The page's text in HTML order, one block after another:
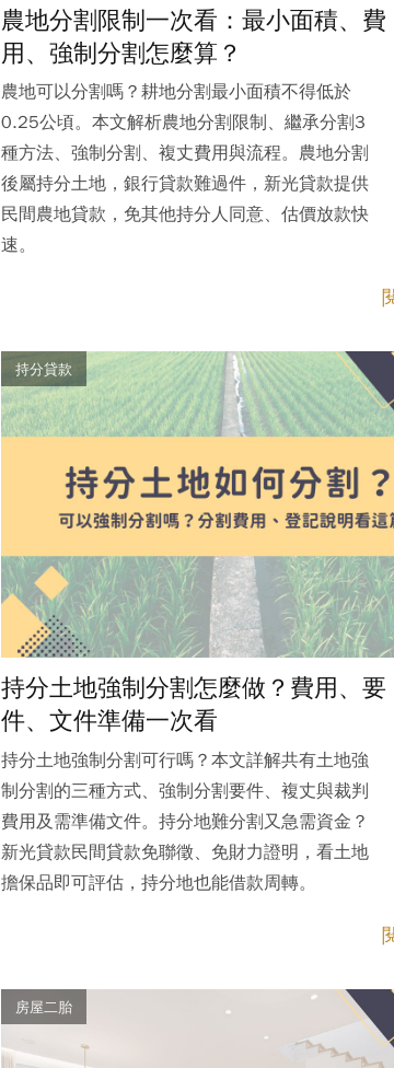
農地分割限制一次看：最小面積、費
用、強制分割怎麼算？
農地可以分割嗎？耕地分割最小面積不得低於
0.25公頃。本文解析農地分割限制、繼承分割3
種方法、強制分割、複丈費用與流程。農地分割
後屬持分土地，銀行貸款難過件，新光貸款提供
民間農地貸款，免其他持分人同意、估價放款快
速。
持分貸款
持分土地強制分割怎麼做？費用、要
件、文件準備一次看
持分土地強制分割可行嗎？本文詳解共有土地強
制分割的三種方式、強制分割要件、複丈與裁判
費用及需準備文件。持分地難分割又急需資金？
新光貸款民間貸款免聯徵、免財力證明，看土地
擔保品即可評估，持分地也能借款周轉。
房屋二胎